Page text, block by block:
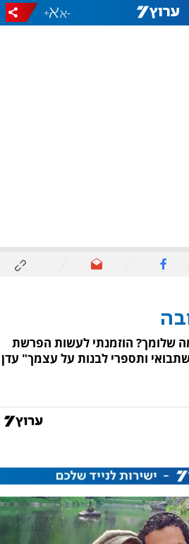
-
+
שלומך? הוזמנתי לעשות הפרשת
ותספרי לבנות על עצמך" עדן